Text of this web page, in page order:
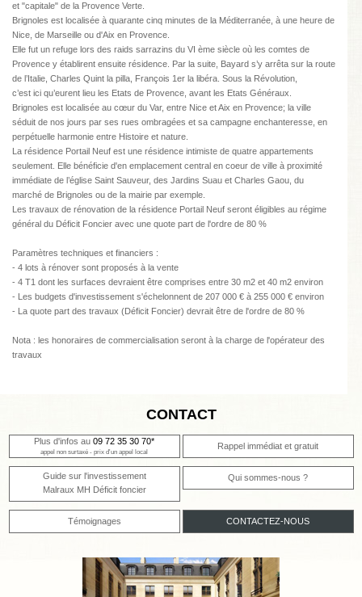
et "capitale" de la Provence Verte.
Brignoles est localisée à quarante cinq minutes de la Méditerranée, à une heure de
Nice, de Marseille ou d'Aix en Provence.
Elle fut un refuge lors des raids sarrazins du VI ème siècle où les comtes de
Provence y établirent ensuite résidence. Par la suite, Bayard s’y arrêta sur la route
de l’Italie, Charles Quint la pilla, François 1er la libéra. Sous la Révolution,
c’est ici qu’eurent lieu les Etats de Provence, avant les Etats Généraux.
Brignoles est localisée au cœur du Var, entre Nice et Aix en Provence; la ville
séduit de nos jours par ses rues ombragées et sa campagne enchanteresse, en
perpétuelle harmonie entre Histoire et nature.
La résidence Portail Neuf est une résidence intimiste de quatre appartements
seulement. Elle bénéficie d'en emplacement central en coeur de ville à proximité
immédiate de l’église Saint Sauveur, des Jardins Suau et Charles Gaou, du
marché de Brignoles ou de la mairie par exemple.
Les travaux de rénovation de la résidence Portail Neuf seront éligibles au régime
général du Déficit Foncier avec une quote part de l'ordre de 80 %
Paramètres techniques et financiers :
- 4 lots à rénover sont proposés à la vente
- 4 T1 dont les surfaces devraient être comprises entre 30 m2 et 40 m2 environ
- Les budgets d'investissement s'échelonnent de 207 000 € à 255 000 € environ
- La quote part des travaux (Déficit Foncier) devrait être de l'ordre de 80 %
Nota : les honoraires de commercialisation seront à la charge de l'opérateur des
travaux
CONTACT
Plus d'infos au 09 72 35 30 70*
appel non surtaxé - prix d'un appel local
Rappel immédiat et gratuit
Guide sur l'investissement
Malraux MH Déficit foncier
Qui sommes-nous ?
Témoignages CONTACTEZ-NOUS